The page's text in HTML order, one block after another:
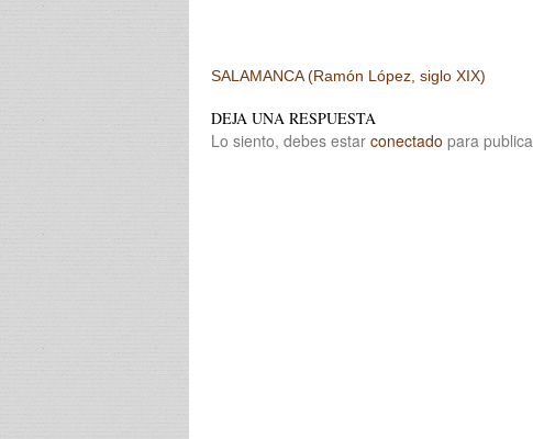
Post navigation
SALAMANCA (Ramón López, siglo XIX)
DEJA UNA RESPUESTA
Lo siento, debes estar conectado para